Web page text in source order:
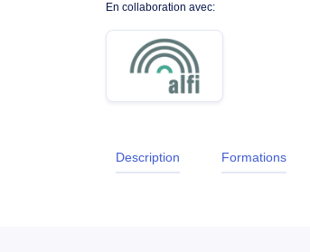
En collaboration avec:
Description Formations